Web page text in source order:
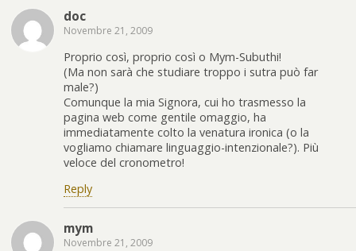
doc
Novembre 21, 2009
Proprio così, proprio così o Mym-Subuthi!
(Ma non sarà che studiare troppo i sutra può far
male?)
Comunque la mia Signora, cui ho trasmesso la
pagina web come gentile omaggio, ha
immediatamente colto la venatura ironica (o la
vogliamo chiamare linguaggio-intenzionale?). Più
veloce del cronometro!
Reply
mym
Novembre 21, 2009